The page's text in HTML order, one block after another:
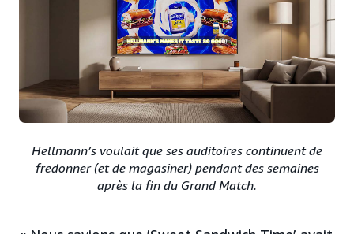
Hellmann’s voulait que ses auditoires continuent de
fredonner (et de magasiner) pendant des semaines
après la fin du Grand Match.